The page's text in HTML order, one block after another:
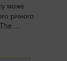
може
річного
...